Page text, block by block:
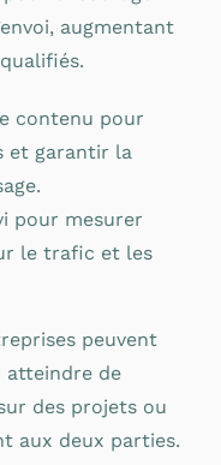
augmentant
contenu pour
et garantir la
pour mesurer
le trafic et les
peuvent
atteindre de
des projets ou
aux deux parties.